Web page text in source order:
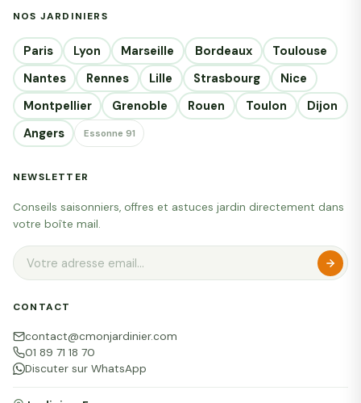
NOS JARDINIERS
Paris Lyon Marseille Bordeaux
Toulouse
Nantes
Rennes Lille Strasbourg
Nice
Montpellier
Grenoble Rouen Toulon
Dijon
Angers
Essonne 91
NEWSLETTER
Conseils saisonniers, offres et astuces jardin directement dans
votre boîte mail.
CONTACT
contact@cmonjardinier.com
01 89 71 18 70
Discuter sur WhatsApp